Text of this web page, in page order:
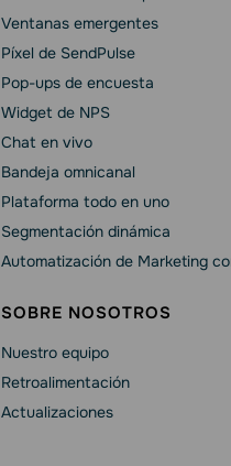
Ventanas emergentes
Píxel de SendPulse
Pop-ups de encuesta
Widget de NPS
Chat en vivo
Bandeja omnicanal
Plataforma todo en uno
Segmentación dinámica
Automatización de Marketing
SOBRE NOSOTROS
Nuestro equipo
Retroalimentación
Actualizaciones